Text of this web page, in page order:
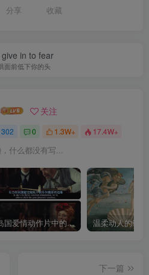
分享 收藏
in to fear
面前低下你的头
关注
0 1.3W+ 17.4W+
什么都没有写...
岛国爱情动作片中的AV棒到底有多猛？成人用品震动棒的发展史！
下一篇